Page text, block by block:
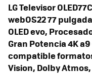
LG Televisor
webOS22 77
OLED evo,
Gran Potencia 4K a9
compatible
Vision, Dolby Atmos,